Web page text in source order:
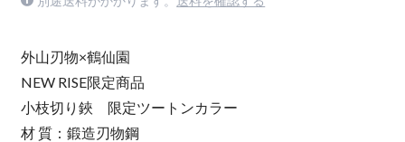
外山刃物×鶴仙園
NEW RISE限定商品
小枝切り鋏 限定ツートンカラー
材 質：鍛造刃物鋼